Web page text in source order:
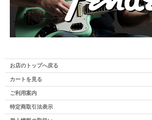
お店のトップへ戻る
カートを見る
ご利用案内
特定商取引法表示